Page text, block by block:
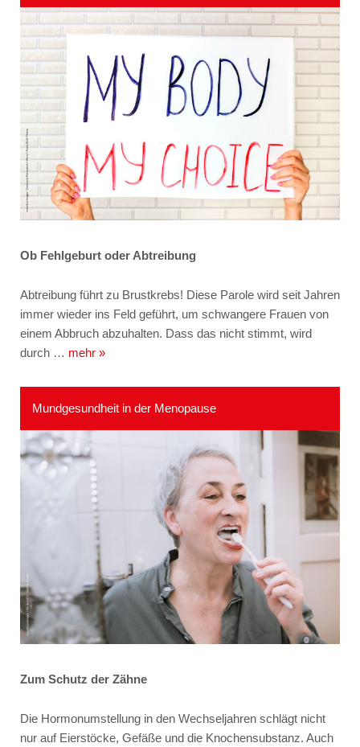
Ob Fehlgeburt oder Abtreibung
Abtreibung führt zu Brustkrebs! Diese Parole wird seit Jahren
immer wieder ins Feld geführt, um schwangere Frauen von
einem Abbruch abzuhalten. Dass das nicht stimmt, wird
durch … mehr »
Mundgesundheit in der Menopause
Zum Schutz der Zähne
Die Hormonumstellung in den Wechseljahren schlägt nicht
nur auf Eierstöcke, Gefäße und die Knochensubstanz. Auch